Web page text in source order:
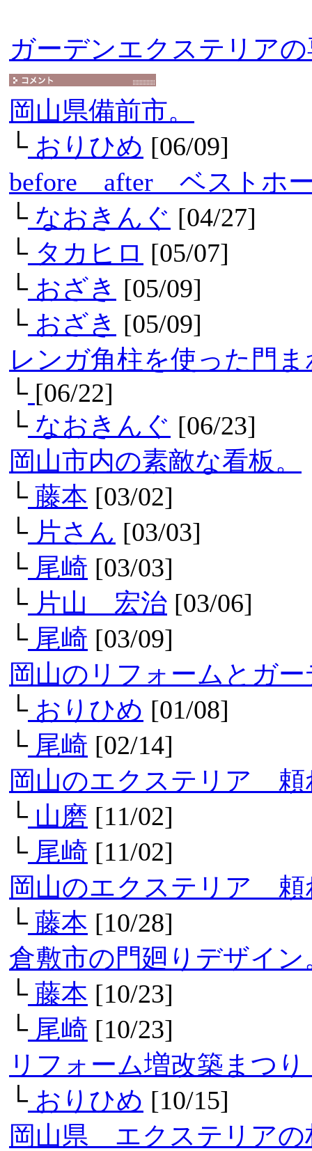
ガーデンエクステリア
岡山県備前市。
└おりひめ [06/09]
before after ベストホ
└なおきんぐ [04/27]
└タカヒロ [05/07]
└おざき [05/09]
└おざき [05/09]
レンガ角柱を使った
└ [06/22]
└なおきんぐ [06/23]
岡山市内の素敵な看板。
└藤本 [03/02]
└片さん [03/03]
└尾崎 [03/03]
└片山 宏治 [03/06]
└尾崎 [03/09]
岡山のリフォームとガ
└おりひめ [01/08]
└尾崎 [02/14]
岡山のエクステリア 頼
└山磨 [11/02]
└尾崎 [11/02]
岡山のエクステリア 頼
└藤本 [10/28]
倉敷市の門廻りデザイン
└藤本 [10/23]
└尾崎 [10/23]
リフォーム増改築まつ
└おりひめ [10/15]
岡山県 エクステリア